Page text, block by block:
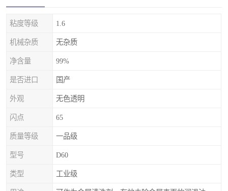
粘度等级 1.6
机械杂质 无杂质
净含量 99%
是否进口 国产
外观 无色透明
闪点 65
质量等级 一品级
型号 D60
类型 工业级